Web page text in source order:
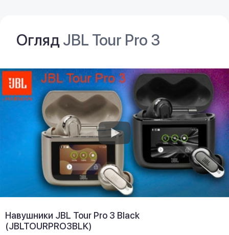
ОглядJBL Tour Pro 3
Навушники JBL Tour Pro 3 Black
(JBLTOURPRO3BLK)